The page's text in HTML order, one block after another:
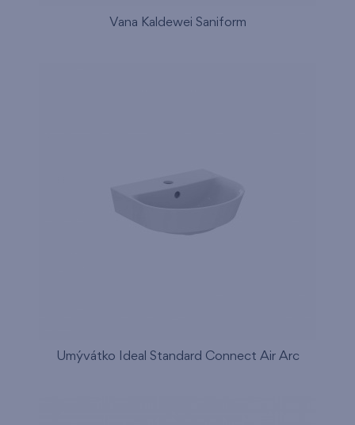
Vana Kaldewei Saniform
Umývátko Ideal Standard Connect Air Arc